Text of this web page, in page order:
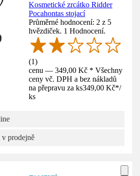
Kosmetické zrcátko Ridder
Pocahontas stojací
Průměrné hodnocení: 2 z 5
hvězdiček. 1 Hodnocení.
(1)
cenu — 349,00 Kč * Všechny
ceny vč. DPH a bez nákladů
na přepravu za ks349,00 Kč*/
ks
v prodejně